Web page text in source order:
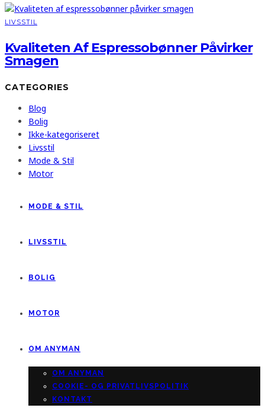
LIVSSTIL
Kvaliteten Af Espressobønner Påvirker
Smagen
CATEGORIES
Blog
Bolig
Ikke-kategoriseret
Livsstil
Mode & Stil
Motor
MODE & STIL
LIVSSTIL
BOLIG
MOTOR
OM ANYMAN
OM ANYMAN
COOKIE- OG PRIVATLIVSPOLITIK
KONTAKT